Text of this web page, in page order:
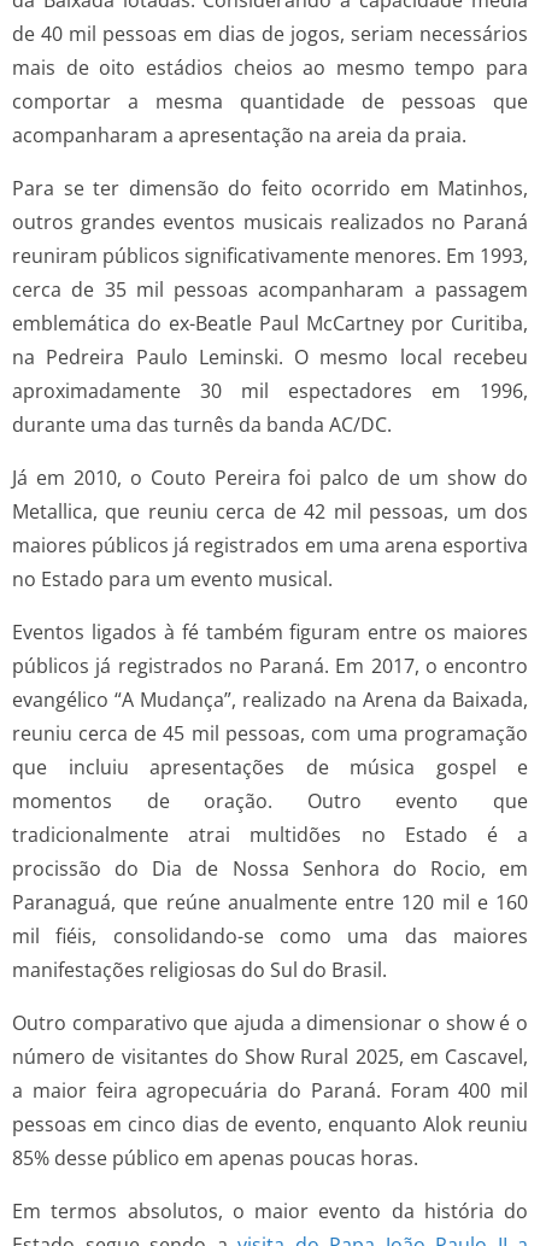
de 40 mil pessoas em dias de jogos, seriam necessários
mais de oito estádios cheios ao mesmo tempo para
comportar a mesma quantidade de pessoas que
acompanharam a apresentação na areia da praia.
Para se ter dimensão do feito ocorrido em Matinhos,
outros grandes eventos musicais realizados no Paraná
reuniram públicos significativamente menores. Em 1993,
cerca de 35 mil pessoas acompanharam a passagem
emblemática do ex-Beatle Paul McCartney por Curitiba,
na Pedreira Paulo Leminski. O mesmo local recebeu
aproximadamente 30 mil espectadores em 1996,
durante uma das turnês da banda AC/DC.
Já em 2010, o Couto Pereira foi palco de um show do
Metallica, que reuniu cerca de 42 mil pessoas, um dos
maiores públicos já registrados em uma arena esportiva
no Estado para um evento musical.
Eventos ligados à fé também figuram entre os maiores
públicos já registrados no Paraná. Em 2017, o encontro
evangélico “A Mudança”, realizado na Arena da Baixada,
reuniu cerca de 45 mil pessoas, com uma programação
que incluiu apresentações de música gospel e
momentos de oração. Outro evento que
tradicionalmente atrai multidões no Estado é a
procissão do Dia de Nossa Senhora do Rocio, em
Paranaguá, que reúne anualmente entre 120 mil e 160
mil fiéis, consolidando-se como uma das maiores
manifestações religiosas do Sul do Brasil.
Outro comparativo que ajuda a dimensionar o show é o
número de visitantes do Show Rural 2025, em Cascavel,
a maior feira agropecuária do Paraná. Foram 400 mil
pessoas em cinco dias de evento, enquanto Alok reuniu
85% desse público em apenas poucas horas.
Em termos absolutos, o maior evento da história do